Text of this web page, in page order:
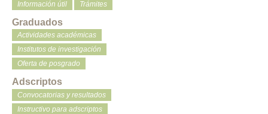
Información útil
Trámites
Graduados
Actividades académicas
Institutos de investigación
Oferta de posgrado
Adscriptos
Convocatorias y resultados
Instructivo para adscriptos